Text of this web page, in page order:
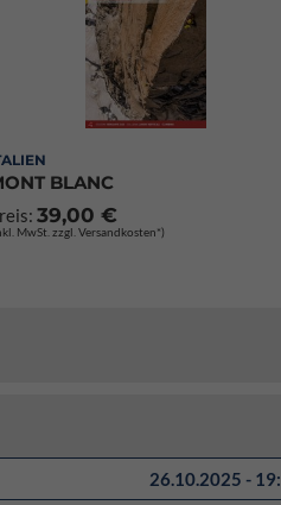
BLANC
39,00 €
MwSt. zzgl. Versandkosten*)
26.10.2025 -